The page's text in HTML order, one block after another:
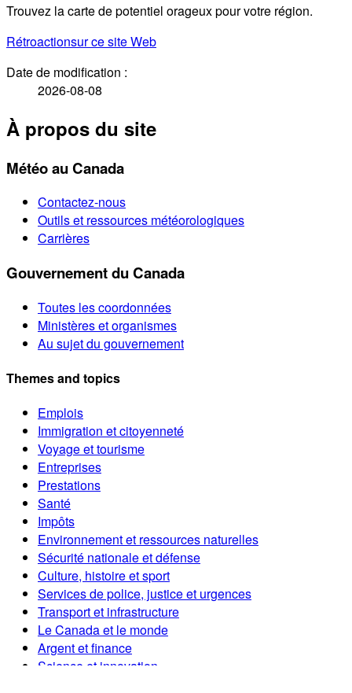
Trouvez la carte de potentiel orageux pour votre région.
Rétroactionsur ce site Web
Date de modification :
2026-08-08
À propos du site
Météo au Canada
Contactez-nous
Outils et ressources météorologiques
Carrières
Gouvernement du Canada
Toutes les coordonnées
Ministères et organismes
Au sujet du gouvernement
Themes and topics
Emplois
Immigration et citoyenneté
Voyage et tourisme
Entreprises
Prestations
Santé
Impôts
Environnement et ressources naturelles
Sécurité nationale et défense
Culture, histoire et sport
Services de police, justice et urgences
Transport et infrastructure
Le Canada et le monde
Argent et finance
Science et innovation